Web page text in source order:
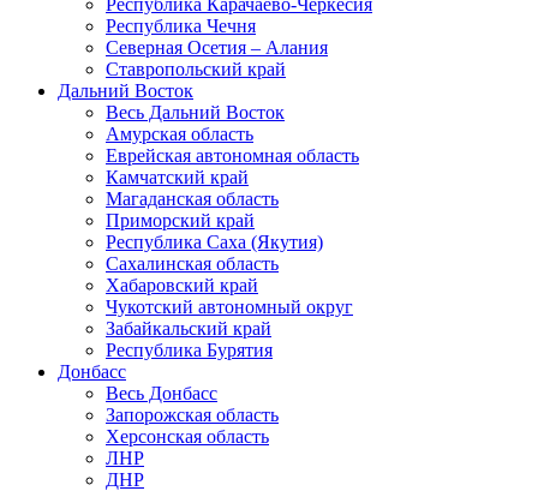
Республика Карачаево-Черкесия
Республика Чечня
Северная Осетия – Алания
Ставропольский край
Дальний Восток
Весь Дальний Восток
Амурская область
Еврейская автономная область
Камчатский край
Магаданская область
Приморский край
Республика Саха (Якутия)
Сахалинская область
Хабаровский край
Чукотский автономный округ
Забайкальский край
Республика Бурятия
Донбасс
Весь Донбасс
Запорожская область
Херсонская область
ЛНР
ДНР